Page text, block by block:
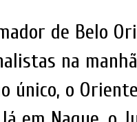
de Belo
na
único, o